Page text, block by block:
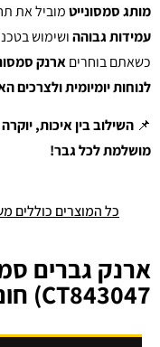
מותג סמסונייטמוביל את
עמידות גבוההושימוש
כשאתם בוחריםארנק
לנוחות יומיומית ולצרכים
📌 השילוב בין איכות, יוקרה
מושלמת לכל גבר!
כל המוצרים כוללים
ארנק גברים
CT843047) חום